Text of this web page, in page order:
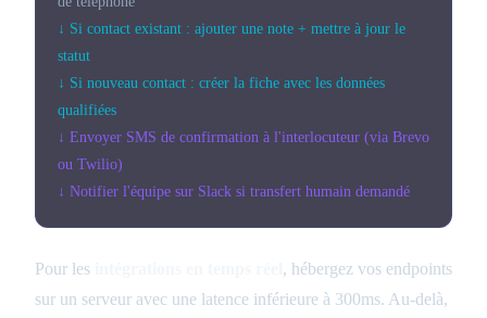
↓ Si contact existant : ajouter une note + mettre à jour le
statut
↓ Si nouveau contact : créer la fiche avec les données
qualifiées
↓ Envoyer SMS de confirmation à l'interlocuteur (via Brevo
ou Twilio)
↓ Notifier l'équipe sur Slack si transfert humain demandé
Pour les
, hébergez vos endpoints
sur un serveur avec une latence inférieure à 300ms. Au-delà,